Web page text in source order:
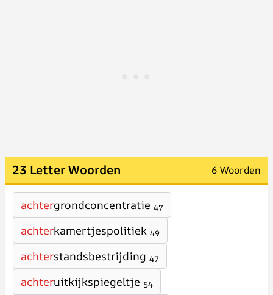
23 Letter Woorden 6 Woorden
achtergrondconcentratie 47
achterkamertjespolitiek 49
achterstandsbestrijding 47
achteruitkijkspiegeltje 54